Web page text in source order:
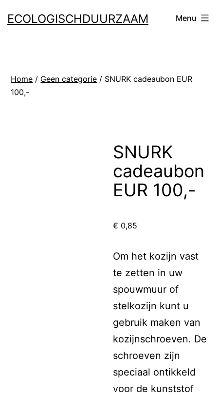
naar
ECOLOGISCHDUURZAAM Menu
Home / Geen categorie / SNURK cadeaubon EUR
100,-
SNURK
cadeaubon
EUR 100,-
€ 0,85
Om het kozijn vast
te zetten in uw
spouwmuur of
stelkozijn kunt u
gebruik maken van
kozijnschroeven. De
schroeven zijn
speciaal ontikkeld
voor de kunststof